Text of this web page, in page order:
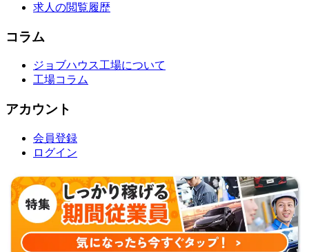
求人の閲覧履歴
コラム
ジョブハウス工場について
工場コラム
アカウント
会員登録
ログイン